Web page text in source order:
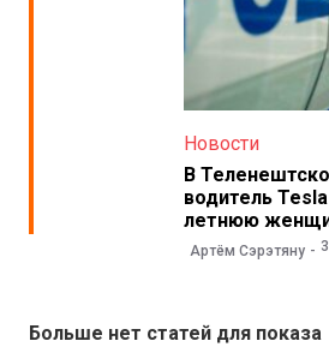
Новости
В
водитель
летнюю
Артём Сэрэтяну
Больше нет статей для показа